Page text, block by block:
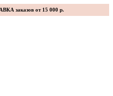
заказов от 15 000 р.